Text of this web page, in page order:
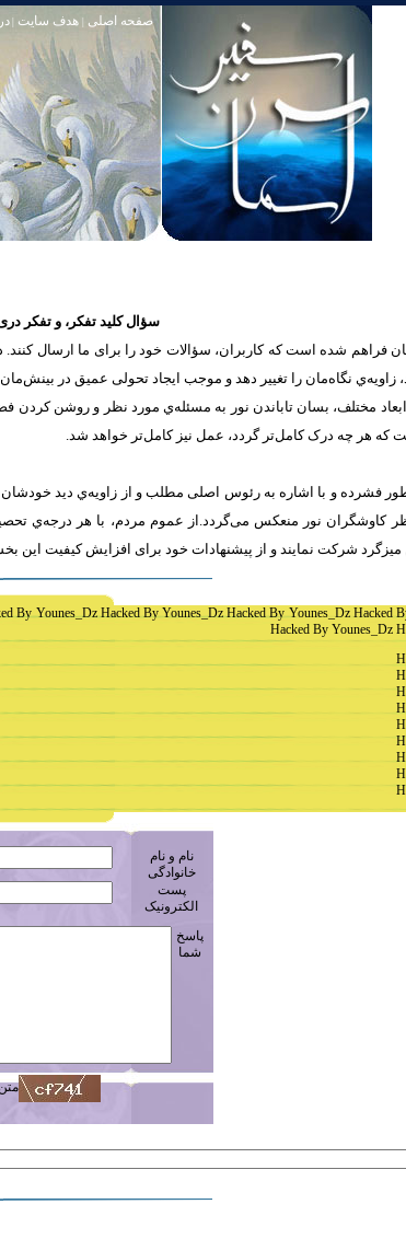
صفحه اصلی هدف سایت |
سؤال کلید تفکر، و تفکر
شده است که كاربران، سؤالات خود را برای ما ارسال
زاویه‌ي نگاه‌مان را تغییر ‌دهد و موجب ايجاد تحولی عمیق در
ابعاد مختلف، بسان تاباندن نور به مسئله‌ي مورد نظر و روشن
كه هر چه درک‌ کامل‌تر گردد، عمل‌ نیز کامل‌تر خواهد شد.
فشرده و با اشاره به رئوس اصلی مطلب و از زاویه‌ي دید
کاوشگران نور منعکس می‌گردد.از عموم مردم، با هر درجه‌ي
شرکت نمايند و از پیشنهادات خود برای افزایش کیفیت اين
By Younes_Dz Hacked By Younes_Dz Hacked By Younes_Dz Hacked
Hacked By Younes_Dz
نام و نام
خانوادگی
پست
الکترونیک
پاسخ
شما